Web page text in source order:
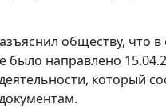
обществу, что в
было направлено
который